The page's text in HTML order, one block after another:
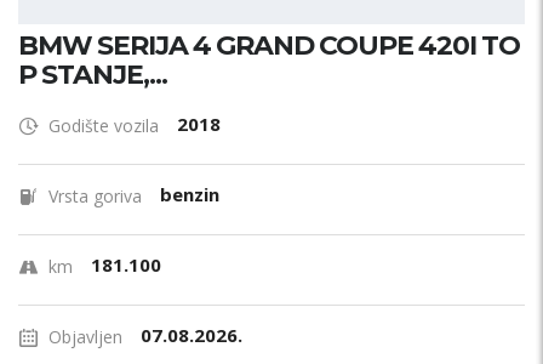
BMW SERIJA 4 GRAND COUPE 420I TO
P STANJE,...
Godište vozila 2018
Vrsta goriva benzin
km 181.100
Objavljen 07.08.2026.